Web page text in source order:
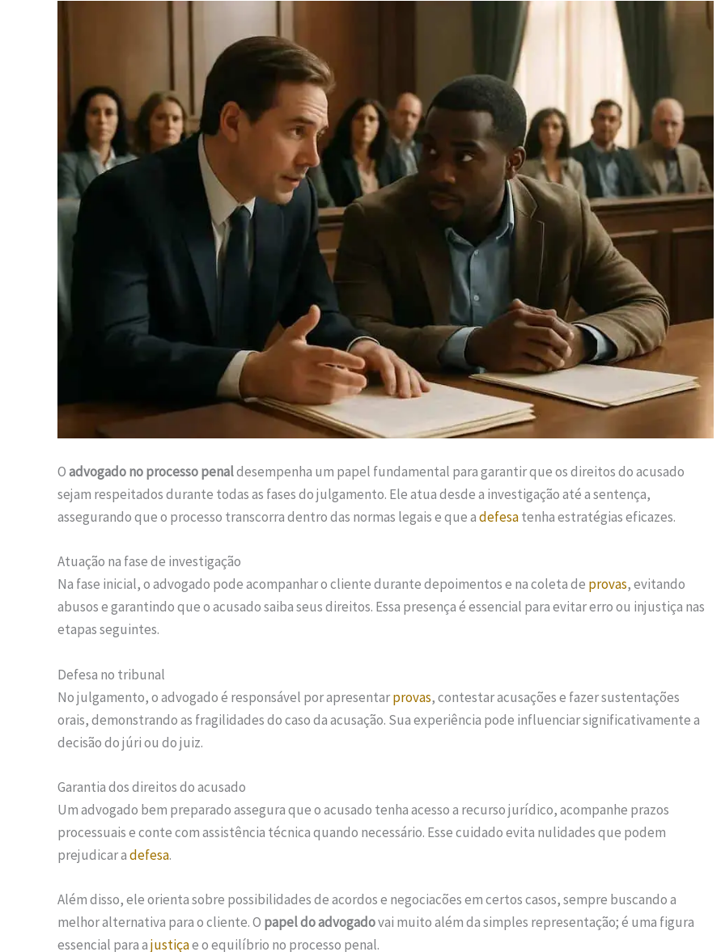
Oadvogado no processo penaldesempenha um papel fundamental para garantir que os direitos do acusado
sejam respeitados durante todas as fases do julgamento. Ele atua desde a investigação até a sentença,
assegurando que o processo transcorra dentro das normas legais e que adefesatenha estratégias eficazes.
Atuação na fase de investigação
Na fase inicial, o advogado pode acompanhar o cliente durante depoimentos e na coleta de provas, evitando
abusos e garantindo que o acusado saiba seus direitos. Essa presença é essencial para evitar erro ou injustiça nas
etapas seguintes.
Defesa no tribunal
No julgamento, o advogado é responsável por apresentarprovas, contestar acusações e fazer sustentações
orais, demonstrando as fragilidades do caso da acusação. Sua experiência pode influenciar significativamente a
decisão do júri ou do juiz.
Garantia dos direitos do acusado
Um advogado bem preparado assegura que o acusado tenha acesso a recurso jurídico, acompanhe prazos
processuais e conte com assistência técnica quando necessário. Esse cuidado evita nulidades que podem
prejudicar adefesa.
Além disso, ele orienta sobre possibilidades de acordos e negociacões em certos casos, sempre buscando a
melhor alternativa para o cliente. O papel do advogadovai muito além da simples representação; é uma figura
essencial para ajustiçae o equilíbrio no processo penal.